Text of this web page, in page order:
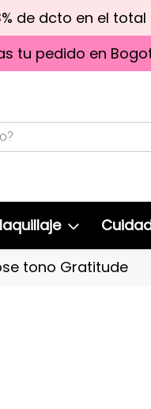
de dcto en el
tu pedido en
tono Gratitude